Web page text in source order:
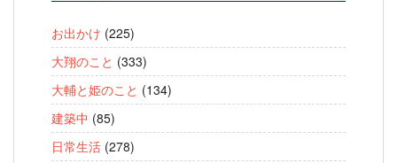
お出かけ (225)
大翔のこと (333)
大輔と姫のこと (134)
建築中 (85)
日常生活 (278)